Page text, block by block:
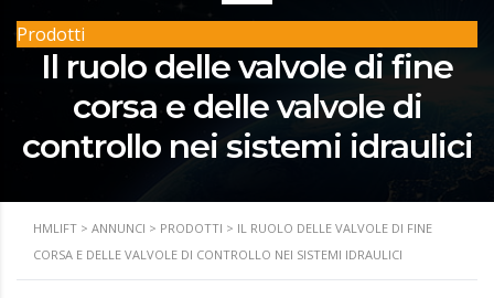
Prodotti
Il ruolo delle valvole di fine
corsa e delle valvole di
controllo nei sistemi idraulici
HMLIFT > ANNUNCI > PRODOTTI > IL RUOLO DELLE VALVOLE DI FINE
CORSA E DELLE VALVOLE DI CONTROLLO NEI SISTEMI IDRAULICI